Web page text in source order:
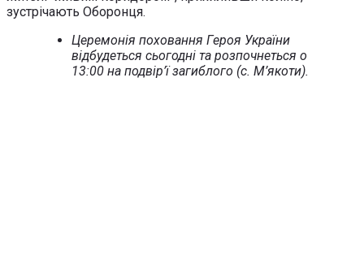
зустрічають Оборонця.
Церемонія поховання Героя України
відбудеться сьогодні та розпочнеться о
13:00 на подвір’ї загиблого (с. М’якоти).